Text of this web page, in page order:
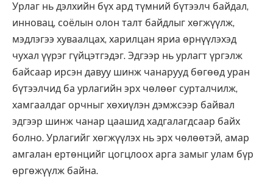
Урлаг нь дэлхийн бүх ард түмний бүтээлч байдал,
инновац, соёлын олон талт байдлыг хөгжүүлж,
мэдлэгээ хуваалцах, харилцан яриа өрнүүлэхэд
чухал үүрэг гүйцэтгэдэг. Эдгээр нь урлагт үргэлж
байсаар ирсэн давуу шинж чанарууд бөгөөд уран
бүтээлчид ба урлагийн эрх чөлөөг сурталчилж,
хамгаалдаг орчныг хөхиүлэн дэмжсээр байвал
эдгээр шинж чанар цаашид хадгалагдсаар байх
болно. Урлагийг хөгжүүлэх нь эрх чөлөөтэй, амар
амгалан ертөнцийг цогцлоох арга замыг улам бүр
өргөжүүлж байна.